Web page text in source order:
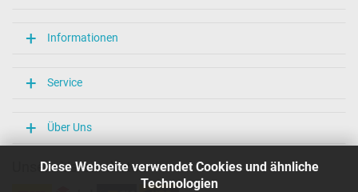
Diese Webseite verwendet Cookies und ähnliche
Technologien
Weitere Daten
Ja
CE
N
Informationen
Service
Über Uns
Unsere Versandarten